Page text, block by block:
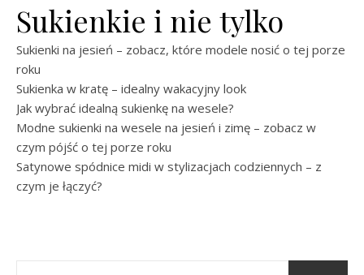
Sukienkie i nie tylko
Sukienki na jesień – zobacz, które modele nosić o tej porze
roku
Sukienka w kratę – idealny wakacyjny look
Jak wybrać idealną sukienkę na wesele?
Modne sukienki na wesele na jesień i zimę – zobacz w
czym pójść o tej porze roku
Satynowe spódnice midi w stylizacjach codziennych – z
czym je łączyć?